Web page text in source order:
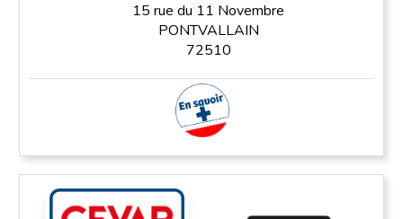
15 rue du 11 Novembre
PONTVALLAIN
72510